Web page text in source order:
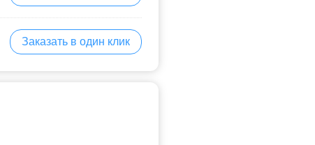
Заказать в один клик